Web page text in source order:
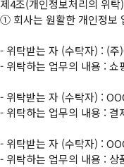
① 회사는 원활한 개인정보
- 위탁받는 자 (수탁자) : (주
- 위탁하는 업무의 내용 :
- 위탁받는 자 (수탁자) :
- 위탁하는 업무의 내용 : 결
- 위탁받는 자 (수탁자) :
- 위탁하는 업무의 내용 : 상